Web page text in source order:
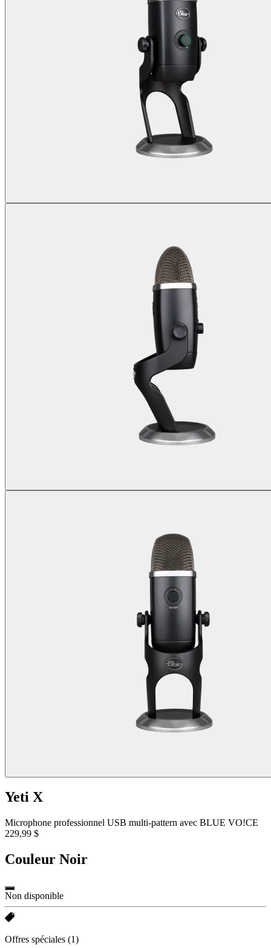
Yeti X
Microphone professionnel USB multi-pattern avec BLUE VO!CE
229,99 $
Couleur Noir
Non disponible
Offres spéciales (1)